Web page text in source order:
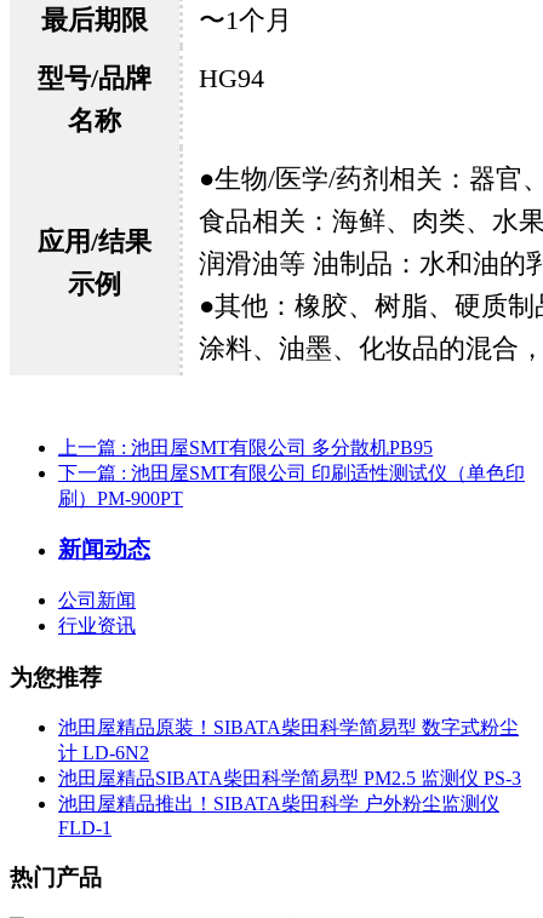
最后期限
〜1个月
型号/品牌
名称
HG94
应用/结果
示例
●生物/医学/药剂相关：器官
食品相关：海鲜、肉类、水
润滑油等 油制品：水和油的
●其他：橡胶、树脂、硬质
涂料、油墨、化妆品的混合
上一篇 : 池田屋SMT有限公司 多分散机PB95
下一篇 : 池田屋SMT有限公司 印刷适性测试仪（单色印
刷）PM-900PT
新闻动态
公司新闻
行业资讯
为您推荐
池田屋精品原装！SIBATA柴田科学简易型 数字式粉尘
计 LD-6N2
池田屋精品SIBATA柴田科学简易型 PM2.5 监测仪 PS-3
池田屋精品推出！SIBATA柴田科学 户外粉尘监测仪
FLD-1
热门产品